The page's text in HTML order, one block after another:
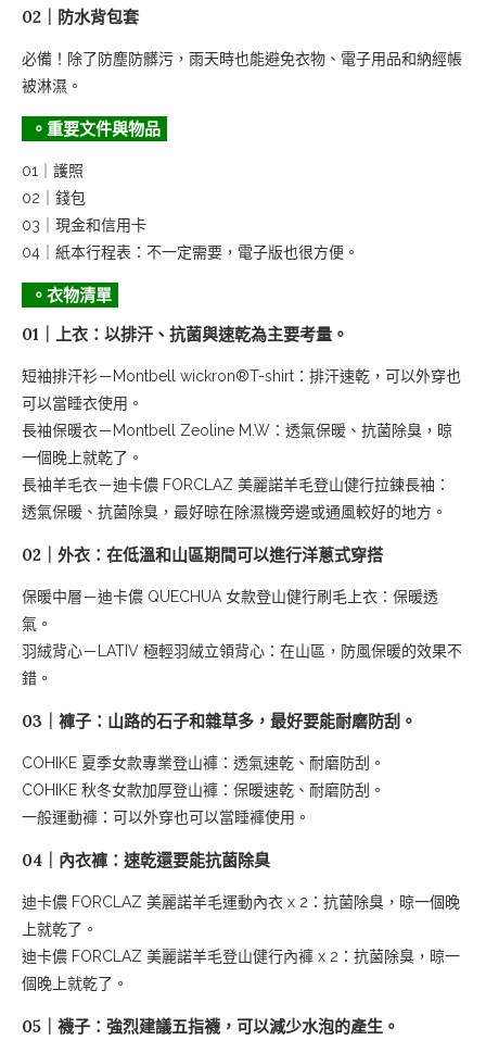
02｜防水背包套
必備！除了防塵防髒污，雨天時也能避免衣物、電子用品和納經帳
被淋濕。
。重要文件與物品
01｜護照
02｜錢包
03｜現金和信用卡
04｜紙本行程表：不一定需要，電子版也很方便。
。衣物清單
01｜上衣：以排汗、抗菌與速乾為主要考量。
短袖排汗衫－Montbell wickron®T-shirt：排汗速乾，可以外穿也
可以當睡衣使用。
長袖保暖衣－Montbell Zeoline M.W：透氣保暖、抗菌除臭，晾
一個晚上就乾了。
長袖羊毛衣－迪卡儂 FORCLAZ 美麗諾羊毛登山健行拉鍊長袖：
透氣保暖、抗菌除臭，最好晾在除濕機旁邊或通風較好的地方。
02｜外衣：在低溫和山區期間可以進行洋蔥式穿搭
保暖中層－迪卡儂 QUECHUA 女款登山健行刷毛上衣：保暖透
氣。
羽絨背心－LATIV 極輕羽絨立領背心：在山區，防風保暖的效果不
錯。
03｜褲子：山路的石子和雜草多，最好要能耐磨防刮。
COHIKE 夏季女款專業登山褲：透氣速乾、耐磨防刮。
COHIKE 秋冬女款加厚登山褲：保暖速乾、耐磨防刮。
一般運動褲：可以外穿也可以當睡褲使用。
04｜內衣褲：速乾還要能抗菌除臭
迪卡儂 FORCLAZ 美麗諾羊毛運動內衣 x 2：抗菌除臭，晾一個晚
上就乾了。
迪卡儂 FORCLAZ 美麗諾羊毛登山健行內褲 x 2：抗菌除臭，晾一
個晚上就乾了。
05｜襪子：強烈建議五指襪，可以減少水泡的產生。